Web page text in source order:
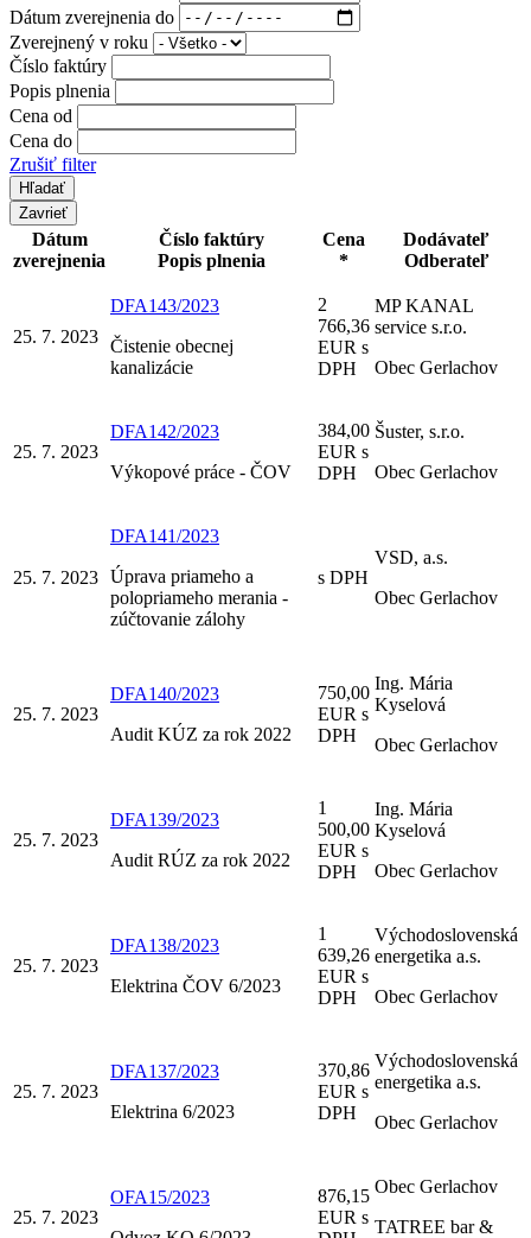
Dátum zverejnenia do
Zverejnený v roku
Číslo faktúry
Popis plnenia
Cena od
Cena do
Zrušiť filter
Zavrieť
Dátum
zverejnenia
Číslo faktúry
Popis plnenia
Cena
*
Dodávateľ
Odberateľ
25. 7. 2023
DFA143/2023
Čistenie obecnej
kanalizácie
2
766,36
EUR s
DPH
MP KANAL
service s.r.o.
Obec Gerlachov
25. 7. 2023
DFA142/2023
Výkopové práce - ČOV
384,00
EUR s
DPH
Šuster, s.r.o.
Obec Gerlachov
25. 7. 2023
DFA141/2023
Úprava priameho a
polopriameho merania -
zúčtovanie zálohy
s DPH
VSD, a.s.
Obec Gerlachov
25. 7. 2023
DFA140/2023
Audit KÚZ za rok 2022
750,00
EUR s
DPH
Ing. Mária
Kyselová
Obec Gerlachov
25. 7. 2023
DFA139/2023
Audit RÚZ za rok 2022
1
500,00
EUR s
DPH
Ing. Mária
Kyselová
Obec Gerlachov
25. 7. 2023
DFA138/2023
Elektrina ČOV 6/2023
1
639,26
EUR s
DPH
Východoslovenská
energetika a.s.
Obec Gerlachov
25. 7. 2023
DFA137/2023
Elektrina 6/2023
370,86
EUR s
DPH
Východoslovenská
energetika a.s.
Obec Gerlachov
25. 7. 2023
OFA15/2023
876,15
EUR s
Obec Gerlachov
TATREE bar &